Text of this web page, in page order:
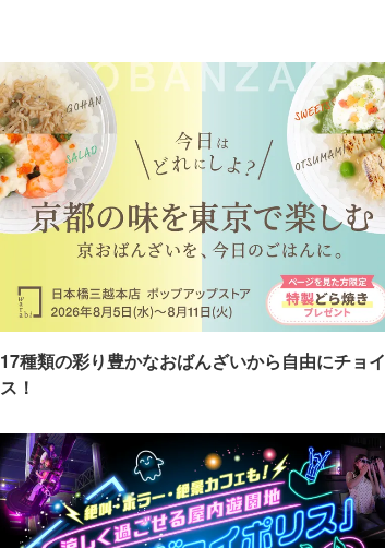
17種類の彩り豊かなおばんざいから自由にチョイ
ス！